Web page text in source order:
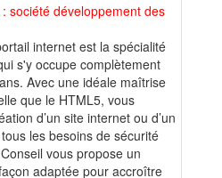
société développement des
internet est la spécialité
s'y occupe complètement
Avec une idéale maîtrise
que le HTML5, vous
d’un site internet ou d’un
les besoins de sécurité
vous propose un
adaptée pour accroître